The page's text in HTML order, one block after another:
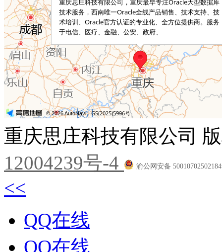
重庆思庄科技有限公司
12004239号-4
渝公网安备
<<
QQ在线
QQ在线